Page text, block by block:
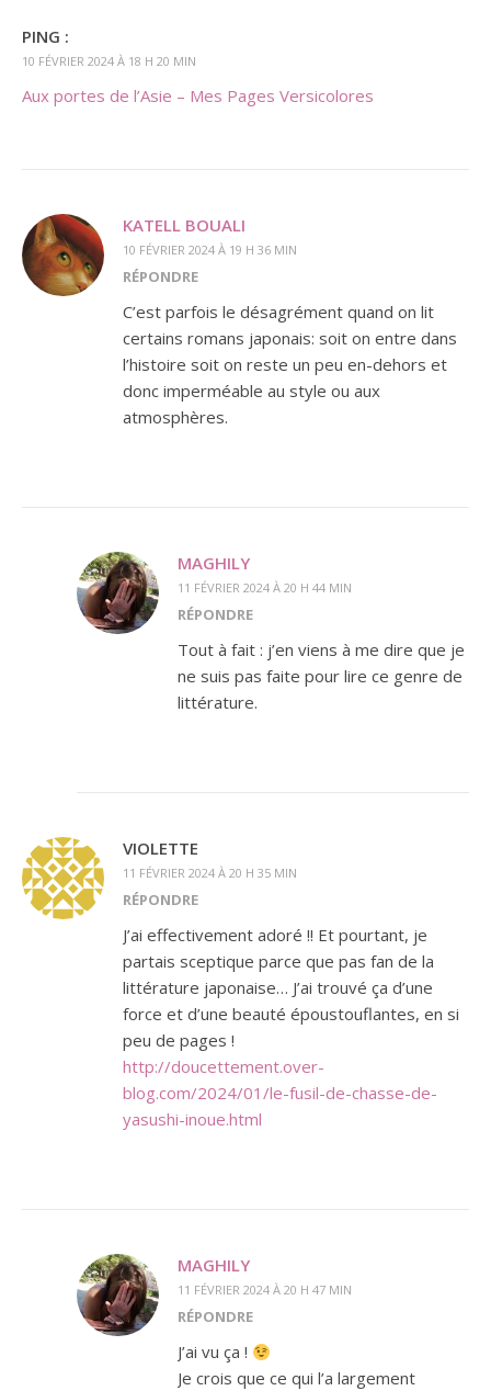
PING :
10 FÉVRIER 2024 À 18 H 20 MIN
Aux portes de l’Asie – Mes Pages Versicolores
KATELL BOUALI
10 FÉVRIER 2024 À 19 H 36 MIN
RÉPONDRE
C’est parfois le désagrément quand on lit
certains romans japonais: soit on entre dans
l’histoire soit on reste un peu en-dehors et
donc imperméable au style ou aux
atmosphères.
MAGHILY
11 FÉVRIER 2024 À 20 H 44 MIN
RÉPONDRE
Tout à fait : j’en viens à me dire que je
ne suis pas faite pour lire ce genre de
littérature.
VIOLETTE
11 FÉVRIER 2024 À 20 H 35 MIN
RÉPONDRE
J’ai effectivement adoré !! Et pourtant, je
partais sceptique parce que pas fan de la
littérature japonaise… J’ai trouvé ça d’une
force et d’une beauté époustouflantes, en si
peu de pages !
http://doucettement.over-
blog.com/2024/01/le-fusil-de-chasse-de-
yasushi-inoue.html
MAGHILY
11 FÉVRIER 2024 À 20 H 47 MIN
RÉPONDRE
J’ai vu ça !
Je crois que ce qui l’a largement